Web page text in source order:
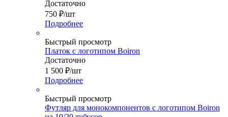
Достаточно
750 ₽/шт
Подробнее
Быстрый просмотр
Платок с логотипом Boiron
Достаточно
1 500 ₽/шт
Подробнее
Быстрый просмотр
Футляр для монокомпонентов с логотипом Boiron